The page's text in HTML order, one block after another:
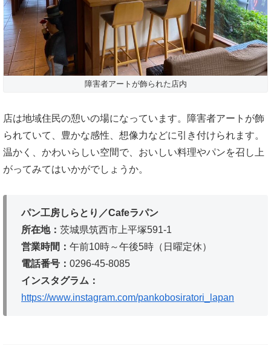
障害者アートが飾られた店内
店は地域住民の憩いの場になっています。障害者アートが飾
られていて、豊かな感性、想像力などに引き付けられます。
温かく、かわいらしい空間で、おいしい料理やパンを召し上
がってみてはいかがでしょうか。
パン工房しらとり／Cafeラパン
所在地： 茨城県筑西市上平塚591-1
営業時間： 午前10時～午後5時（日曜定休）
電話番号： 0296-45-8085
インスタグラム：
https://www.instagram.com/pankobosiratori_lapan